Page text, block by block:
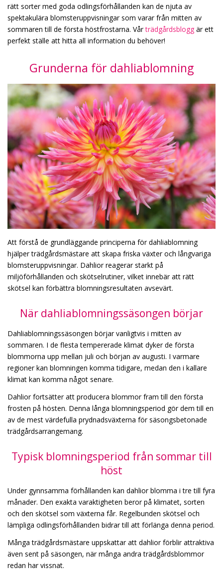
rätt sorter med goda odlingsförhållanden kan de njuta av
spektakulära blomsteruppvisningar som varar från mitten av
sommaren till de första höstfrostarna. Vårträdgårdsblogg är ett
perfekt ställe att hitta all information du behöver!
Grunderna för dahliablomning
Att förstå de grundläggande principerna för dahliablomning
hjälper trädgårdsmästare att skapa friska växter och långvariga
blomsteruppvisningar. Dahlior reagerar starkt på
miljöförhållanden och skötselrutiner, vilket innebär att rätt
skötsel kan förbättra blomningsresultaten avsevärt.
När dahliablomningssäsongen börjar
Dahliablomningssäsongen börjar vanligtvis i mitten av
sommaren. I de flesta tempererade klimat dyker de första
blommorna upp mellan juli och början av augusti. I varmare
regioner kan blomningen komma tidigare, medan den i kallare
klimat kan komma något senare.
Dahlior fortsätter att producera blommor fram till den första
frosten på hösten. Denna långa blomningsperiod gör dem till en
av de mest värdefulla prydnadsväxterna för säsongsbetonade
trädgårdsarrangemang.
Typisk blomningsperiod från sommar till
höst
Under gynnsamma förhållanden kan dahlior blomma i tre till fyra
månader. Den exakta varaktigheten beror på klimatet, sorten
och den skötsel som växterna får. Regelbunden skötsel och
lämpliga odlingsförhållanden bidrar till att förlänga denna period.
Många trädgårdsmästare uppskattar att dahlior förblir attraktiva
även sent på säsongen, när många andra trädgårdsblommor
redan har vissnat.